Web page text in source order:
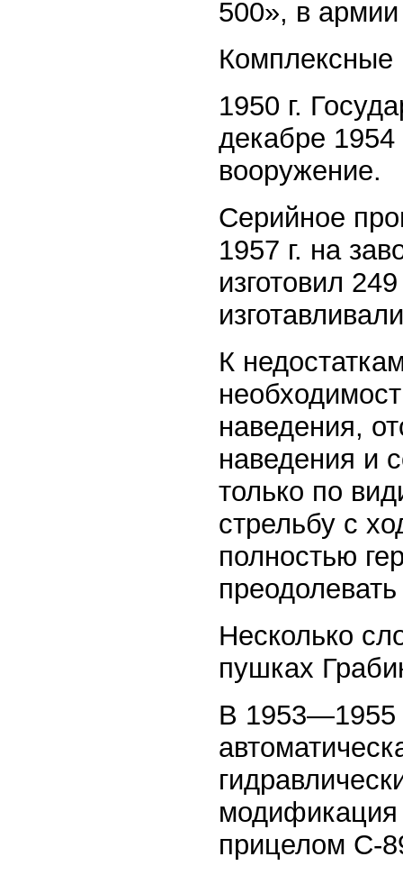
500», в
1950 г.
декабре 1954
вооружение.
Серийное
1957 г. на
изготовил
К
наведения,
наведения и
только по
стрельбу с
полностью
Несколько
пушках
В 1953—1955
прицелом С-